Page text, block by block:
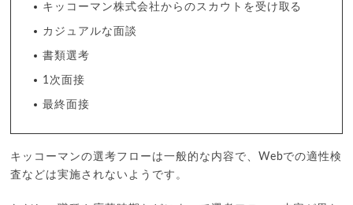
キッコーマン株式会社からのスカウトを受け取る
カジュアルな面談
書類選考
1次面接
最終面接
キッコーマンの選考フローは一般的な内容で、Webでの適性検
査などは実施されないようです。